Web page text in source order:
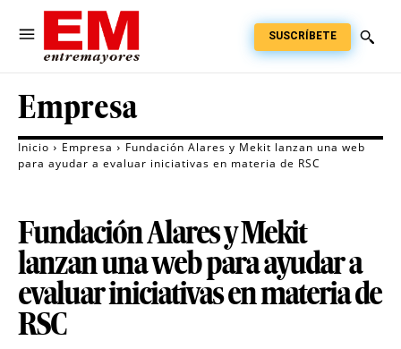
SUSCRÍBETE
Empresa
Inicio Empresa
Fundación Alares y Mekit lanzan una web
para ayudar a evaluar iniciativas en materia de RSC
Fundación Alares y Mekit
lanzan una web para ayudar a
evaluar iniciativas en materia de
RSC